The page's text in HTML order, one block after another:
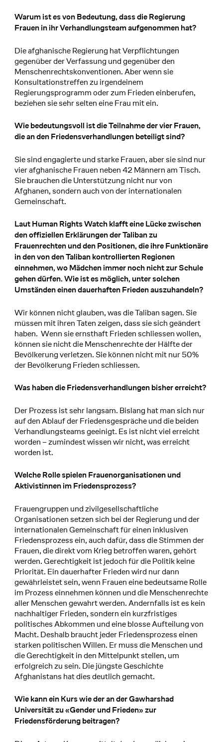
Warum ist es von Bedeutung, dass die Regierung
Frauen in ihr Verhandlungsteam aufgenommen hat?
Die afghanische Regierung hat Verpflichtungen
gegenüber der Verfassung und gegenüber den
Menschenrechtskonventionen. Aber wenn sie
Konsultationstreffen zu irgendeinem
Regierungsprogramm oder zum Frieden einberufen,
beziehen sie sehr selten eine Frau mit ein.
Wie bedeutungsvoll ist die Teilnahme der vier Frauen,
die an den Friedensverhandlungen beteiligt sind?
Sie sind engagierte und starke Frauen, aber sie sind nur
vier afghanische Frauen neben 42 Männern am Tisch.
Sie brauchen die Unterstützung nicht nur von
Afghanen, sondern auch von der internationalen
Gemeinschaft.
Laut Human Rights Watch klafft eine Lücke zwischen
den offiziellen Erklärungen der Taliban zu
Frauenrechten und den Positionen, die ihre Funktionäre
in den von den Taliban kontrollierten Regionen
einnehmen, wo Mädchen immer noch nicht zur Schule
gehen dürfen. Wie ist es möglich, unter solchen
Umständen einen dauerhaften Frieden auszuhandeln?
Wir können nicht glauben, was die Taliban sagen. Sie
müssen mit ihren Taten zeigen, dass sie sich geändert
haben. Wenn sie ernsthaft Frieden schliessen wollen,
können sie nicht die Menschenrechte der Hälfte der
Bevölkerung verletzen. Sie können nicht mit nur 50%
der Bevölkerung Frieden schliessen.
Was haben die Friedensverhandlungen bisher erreicht?
Der Prozess ist sehr langsam. Bislang hat man sich nur
auf den Ablauf der Friedensgespräche und die beiden
Verhandlungsteams geeinigt. Es ist nicht viel erreicht
worden – zumindest wissen wir nicht, was erreicht
worden ist.
Welche Rolle spielen Frauenorganisationen und
Aktivistinnen im Friedensprozess?
Frauengruppen und zivilgesellschaftliche
Organisationen setzen sich bei der Regierung und der
internationalen Gemeinschaft für einen inklusiven
Friedensprozess ein, auch dafür, dass die Stimmen der
Frauen, die direkt vom Krieg betroffen waren, gehört
werden. Gerechtigkeit ist jedoch für die Politik keine
Priorität. Ein dauerhafter Frieden wird nur dann
gewährleistet sein, wenn Frauen eine bedeutsame Rolle
im Prozess einnehmen können und die Menschenrechte
aller Menschen gewahrt werden. Andernfalls ist es kein
nachhaltiger Frieden, sondern ein kurzfristiges
politisches Abkommen und eine blosse Aufteilung von
Macht. Deshalb braucht jeder Friedensprozess einen
starken politischen Willen. Er muss die Menschen und
die Gerechtigkeit in den Mittelpunkt stellen, um
erfolgreich zu sein. Die jüngste Geschichte
Afghanistans hat dies deutlich gemacht.
Wie kann ein Kurs wie der an der Gawharshad
Universität zu «Gender und Frieden» zur
Friedensförderung beitragen?